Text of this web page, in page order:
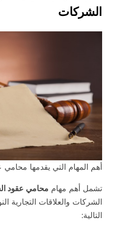
الشركات
أهم المهام التي يقدمها
تشمل أهم مهام محامي عقود
الشركات والعلاقات التجارية
التالية: